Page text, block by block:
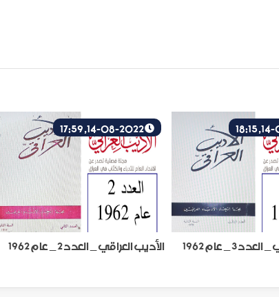
3 _ عام 1962
14-08-2022, 17:59
الأديب العراقي _ العدد 2 _ عام 1962